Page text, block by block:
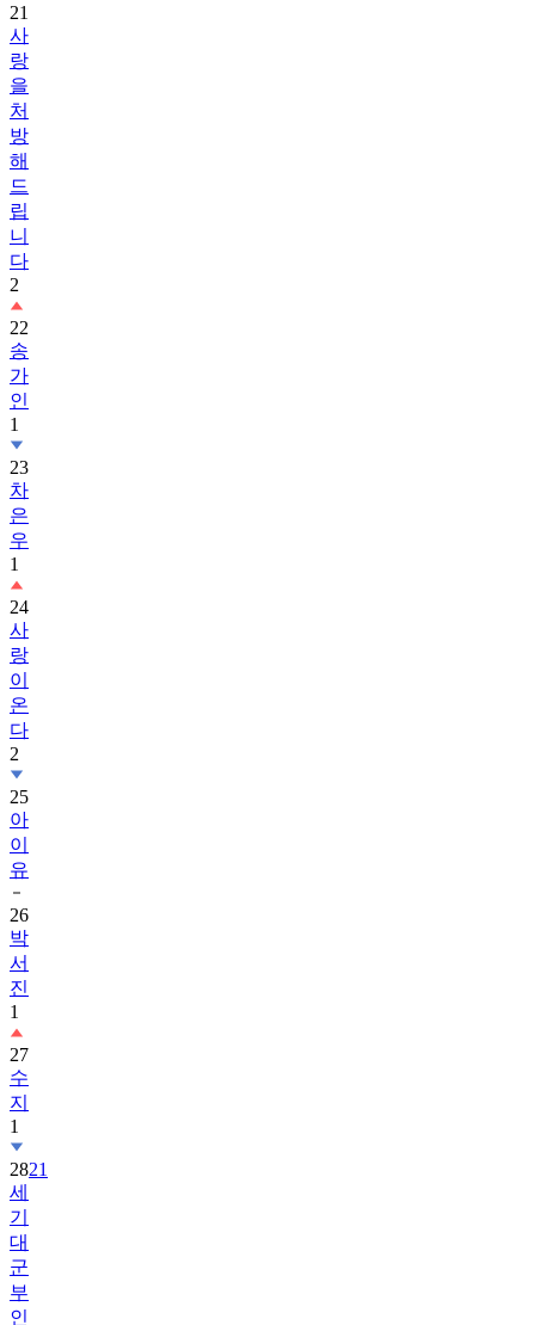
21
사
랑
을
처
방
해
드
립
니
다
2
22
송
가
인
1
23
차
은
우
1
24
사
랑
이
온
다
2
25
아
이
유
26
박
서
진
1
27
수
지
1
2821
세
기
대
군
부
인